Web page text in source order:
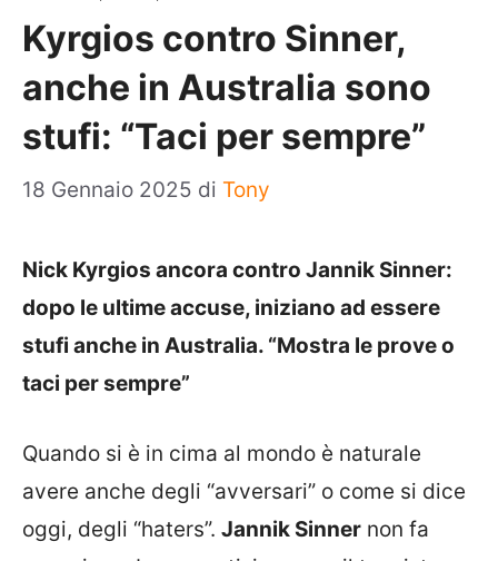
Kyrgios contro Sinner,
anche in Australia sono
stufi: “Taci per sempre”
18 Gennaio 2025 di Tony
Nick Kyrgios ancora contro Jannik Sinner:
dopo le ultime accuse, iniziano ad essere
stufi anche in Australia. “Mostra le prove o
taci per sempre”
Quando si è in cima al mondo è naturale
avere anche degli “avversari” o come si dice
oggi, degli “haters”. Jannik Sinner non fa